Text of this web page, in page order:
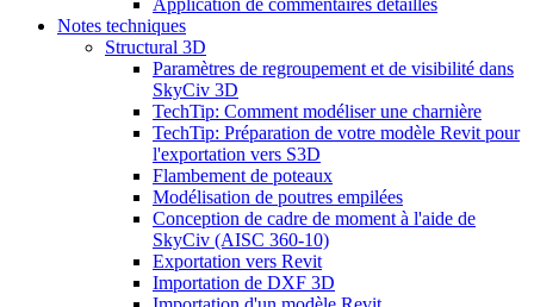
Application de commentaires détaillés
Notes techniques
Structural 3D
Paramètres de regroupement et de visibilité dans
SkyCiv 3D
TechTip: Comment modéliser une charnière
TechTip: Préparation de votre modèle Revit pour
l'exportation vers S3D
Flambement de poteaux
Modélisation de poutres empilées
Conception de cadre de moment à l'aide de
SkyCiv (AISC 360-10)
Exportation vers Revit
Importation de DXF 3D